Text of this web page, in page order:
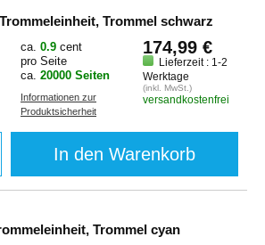
Trommel schwarz
ca. 0.9 cent
pro Seite
ca. 20000 Seiten
Informationen zur
Produktsicherheit
174,99 €
Lieferzeit : 1-2
Werktage
(inkl. MwSt.)
versandkostenfrei
In den Warenkorb
Trommel cyan